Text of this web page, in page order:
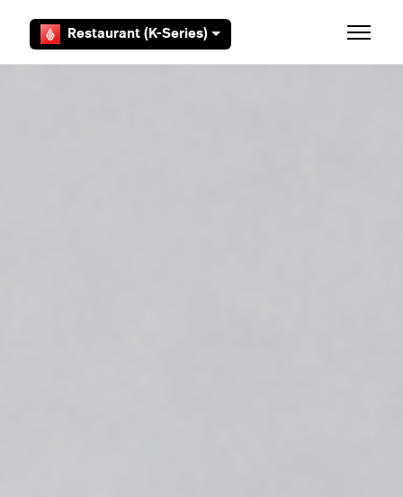
Restaurant (K-Series) Ouvrir/